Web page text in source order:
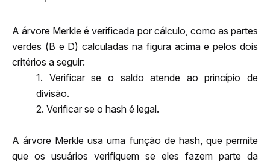
A árvore Merkle é verificada por cálculo, como as partes
verdes (B e D) calculadas na figura acima e pelos dois
critérios a seguir:
1. Verificar se o saldo atende ao princípio de
divisão.
2. Verificar se o hash é legal.
A árvore Merkle usa uma função de hash, que permite
que os usuários verifiquem se eles fazem parte da